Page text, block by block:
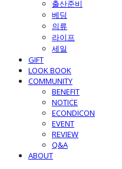
출산준비
베딩
의류
라이프
세일
GIFT
LOOK BOOK
COMMUNITY
BENEFIT
NOTICE
ECONDICON
EVENT
REVIEW
Q&A
ABOUT